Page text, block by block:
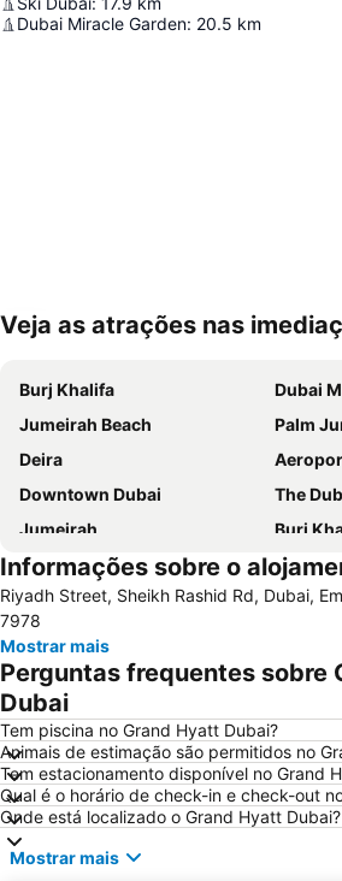
Dubai Miracle Garden: 20.5 km
Ampliar mapa
Veja as atrações nas
Burj Khalifa
Dubai
Jumeirah Beach
Palm
Deira
Downtown Dubai
The
Jumeirah
Burj
Dubai World Trade Centre
Al
Business Bay
Dubai
Deira City Centre Metro Station
Deira City Center Mall
Bur Dubai
Dubai Metro
Al Rigga
Dubai Creek
Airport Terminal 3 Metro Station
Al
Sharjah City Center
Informações sobre o
Riyadh Street, Sheikh Rashid Rd, Dubai,
7978
Mostrar mais
Perguntas frequentes sobre
Dubai
Tem piscina no Grand Hyatt Dubai?
Animais de estimação são permitidos no
Tem estacionamento disponível no Grand
Qual é o horário de check-in e check-out
Onde está localizado o Grand Hyatt Dubai?
Mostrar mais